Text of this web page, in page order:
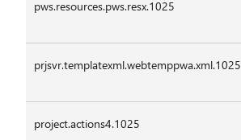
pws.resources.pws.resx.1025
prjsvr.templatexml.webtemppwa.xml.1025
project.actions4.1025